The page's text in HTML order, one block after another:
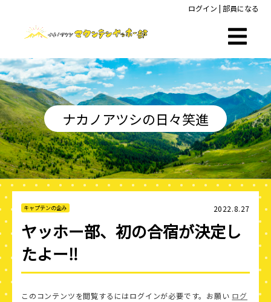
ログイン | 部員になる
ナカノアツシの日々笑進
キャプテンの企み 2022.8.27
ヤッホー部、初の合宿が決定し
たよー‼️
このコンテンツを閲覧するにはログインが必要です。お願い ログ